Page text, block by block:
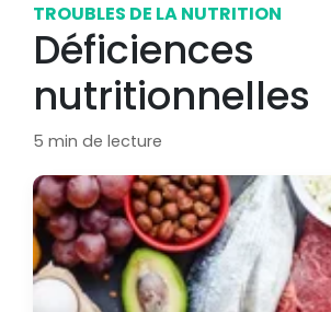
TROUBLES DE LA NUTRITION
Déficiences
nutritionnelles
5 min de lecture